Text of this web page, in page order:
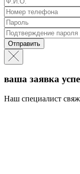
Отправить
ваша заявка
Наш специалист